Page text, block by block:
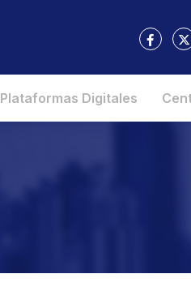
Plataformas Digitales